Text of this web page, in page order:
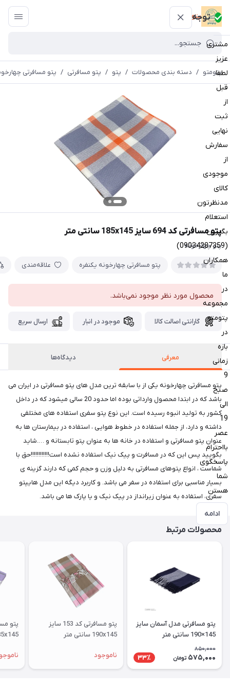
توجه
مشتری
عزیز
لطفا
قبل
از
ثبت
نهایی
سفارش
از
موجودی
کالای
مدنظرتون
استعلام
بگیرین
(09034287359)
همکاران
ما
در
مجموعه
پتومتو
در
بازه
زمانی
9
صبح
الی
19
عصر
بااحترام
پاسخگوی
شما
هستن
ادامه
پتومتو
پتومتو / دسته بندی محصولات / پتو / پتو مسافرتی / پتو مسافرتی
پتو مسافرتی کد 694 سایز 185x145 سانتی متر
پتو چهارخونه
پتو مسافرتی چهارخونه یکنفره علاقه‌مندی
محصول مورد نظر موجود نمی‌باشد.
گارانتی اصالت کالا موجود در انبار ارسال سریع
معرفی دیدگاه‌ها
پتو مسافرتی چهارخونه یکی از با سابقه ترین مدل های پتو مسافرتی در ایران می
باشد که در ابتدا محصول وارداتی بوده اما حدود 20 سالی میشود که در داخل
کشور به تولید انبوه رسیده است. این نوع پتو سفری استفاده های مختلفی
داشته و دارد، از جمله استفاده در خطوط هوایی ، استفاده در بیمارستان ها به
عنوان پتو مسافرتی و استفاده در خانه ها به عنوان پتو تابستانه و ….شاید
بگویید پس این که در مسافرت و پیک نیک استفاده نشده است!!!!!!!!!!!!حق با
شماست ، انواع پتوهای مسافرتی به دلیل وزن و حجم کمی که دارند گزینه ی
بسیار مناسبی برای استفاده در سفر می باشد. و کاربرد دیگه این مدل هایپتو
سفری، استفاده به عنوان زیرانداز در پیک نیک و یا پارک ها می باشد.
محصولات مرتبط
پتو مسافرتی مدل آسمان سایز
145×190 سانتی متر
850,000
575,000 تومان 33٪
پتو مسافرتی کد 153 سایز
190x145 سانتی متر
ناموجود
185x145 سانتی متر